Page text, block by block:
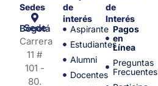
Sedes
Sede Bogotá
Carrera
11 #
101 -
80.
de
interés
Aspirante
Estudiantes
Alumni
Docentes
de
Interés
Pagos
en
Línea
Preguntas
Frecuentes